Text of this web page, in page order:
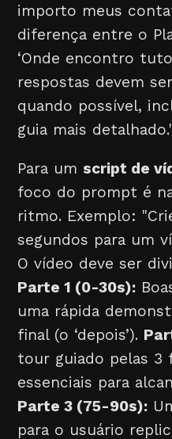
importo meus
diferença entre o
‘Onde encontro
respostas devem
quando possível,
guia mais
Para um script de
foco do prompt é
ritmo. Exemplo:
segundos para um
O vídeo deve ser
Parte 1 (0-30s):
uma rápida
final (o ‘depois’).
tour guiado pelas 3
essenciais para
Parte 3 (75-90s):
para o usuário